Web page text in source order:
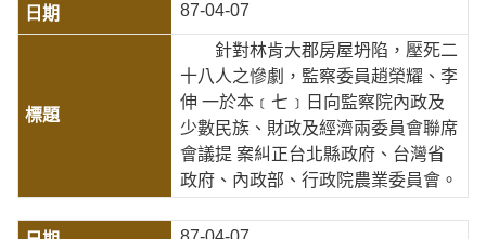
87-04-07
針對林肯大郡房屋坍陷，壓死二
十八人之慘劇，監察委員趙榮耀、李
伸 一於本﹝七﹞日向監察院內政及
少數民族、財政及經濟兩委員會聯席
會議提 案糾正台北縣政府、台灣省
政府、內政部、行政院農業委員會。